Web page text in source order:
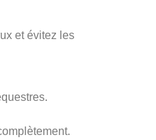
et évitez les